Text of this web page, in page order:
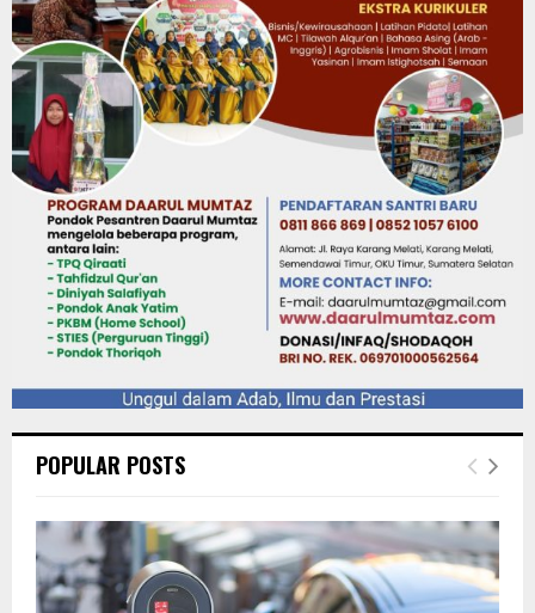
POPULAR POSTS